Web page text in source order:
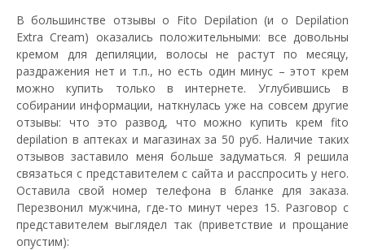
В большинстве отзывы о Fito Depilation (и о Depilation
Extra Cream) оказались положительными: все довольны
кремом для депиляции, волосы не растут по месяцу,
раздражения нет и т.п., но есть один минус – этот крем
можно купить только в интернете. Углубившись в
собирании информации, наткнулась уже на совсем другие
отзывы: что это развод, что можно купить крем fito
depilation в аптеках и магазинах за 50 руб. Наличие таких
отзывов заставило меня больше задуматься. Я решила
связаться с представителем с сайта и расспросить у него.
Оставила свой номер телефона в бланке для заказа.
Перезвонил мужчина, где-то минут через 15. Разговор с
представителем выглядел так (приветствие и прощание
опустим):